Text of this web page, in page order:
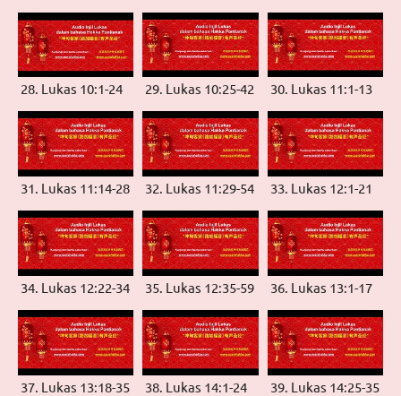
28. Lukas 10:1-24 29. Lukas 10:25-42 30. Lukas 11:1-13
31. Lukas 11:14-28 32. Lukas 11:29-54 33. Lukas 12:1-21
34. Lukas 12:22-34 35. Lukas 12:35-59 36. Lukas 13:1-17
37. Lukas 13:18-35 38. Lukas 14:1-24 39. Lukas 14:25-35